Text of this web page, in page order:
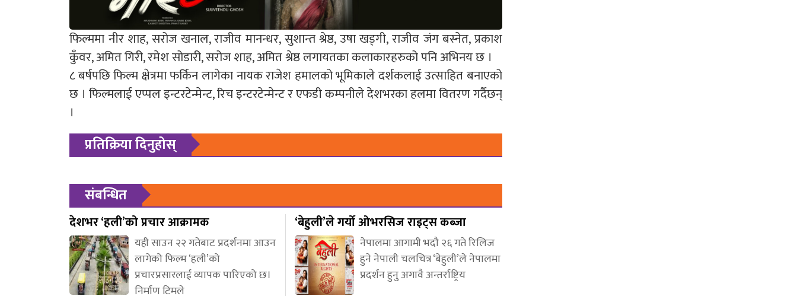
फिल्ममा नीर शाह, सरोज खनाल, राजीव मानन्धर, सुशान्त श्रेष्ठ, उषा खड्गी, राजीव जंग बस्नेत, प्रकाश
कुँवर, अमित गिरी, रमेश सोडारी, सरोज शाह, अमित श्रेष्ठ लगायतका कलाकारहरुको पनि अभिनय छ ।
८ बर्षपछि फिल्म क्षेत्रमा फर्किन लागेका नायक राजेश हमालको भूमिकाले दर्शकलाई उत्साहित बनाएको
छ । फिल्मलाई एप्पल इन्टरटेन्मेन्ट, रिच इन्टरटेन्मेन्ट र एफडी कम्पनीले देशभरका हलमा वितरण गर्दैछन्
।
प्रतिक्रिया दिनुहोस्
संबन्धित
देशभर ‘हली’को प्रचार आक्रामक
यही साउन २२ गतेबाट प्रदर्शनमा आउन
लागेको फिल्म ‘हली’को
प्रचारप्रसारलाई व्यापक पारिएको छ।
निर्माण टिमले
‘बेहुली’ले गर्यो ओभरसिज राइट्स कब्जा
नेपालमा आगामी भदौ २६ गते रिलिज
हुने नेपाली चलचित्र ‘बेहुली’ले नेपालमा
प्रदर्शन हुनु अगावै अन्तर्राष्ट्रिय